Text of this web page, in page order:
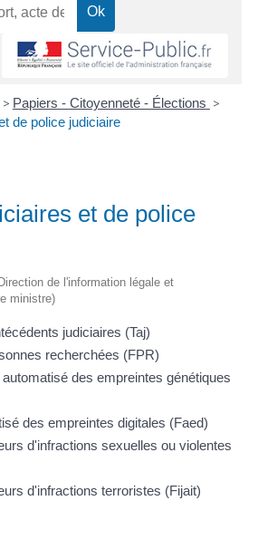
> Papiers - Citoyenneté - Élections >
de police judiciaire
et de police
de l'information légale et
ministre)
judiciaires (Taj)
recherchées (FPR)
des empreintes génétiques
des empreintes digitales (Faed)
d'infractions sexuelles ou violentes
d'infractions terroristes (Fijait)